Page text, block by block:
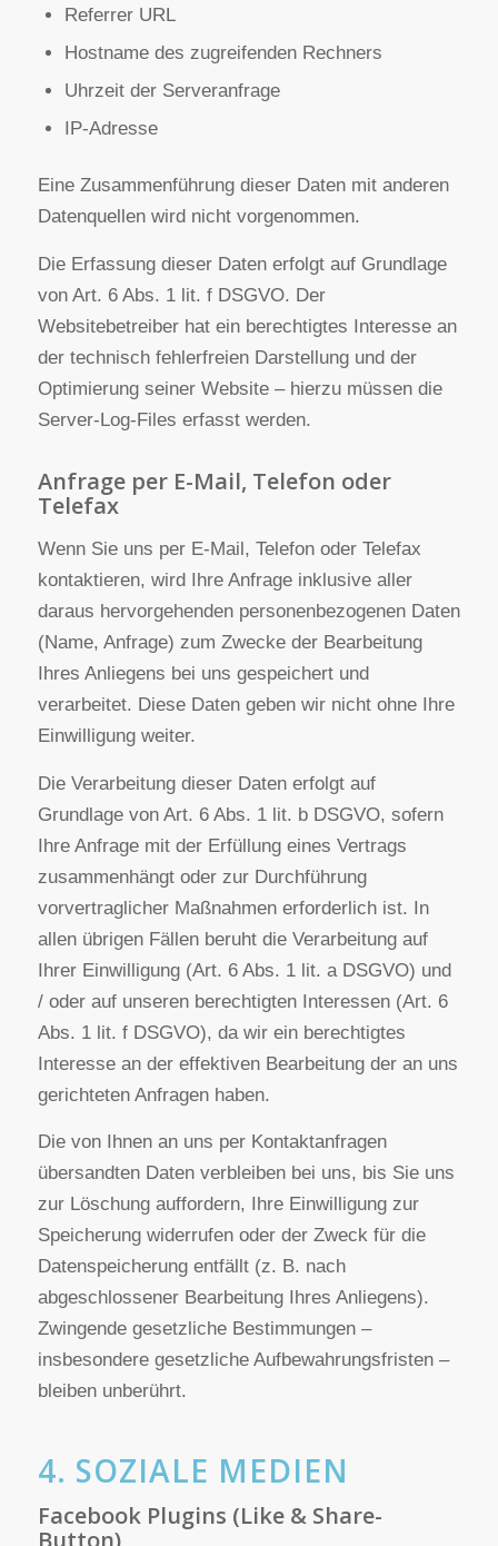
Der Provider der Seiten erhebt und speichert
automatisch Informationen in so genannten
Server-Log-Dateien, die Ihr Browser automatisch
an uns übermittelt. Dies sind:
verwendetes Betriebssystem
Hostname des zugreifenden Rechners
Uhrzeit der Serveranfrage
IP-Adresse
Eine Zusammenführung dieser Daten mit anderen
Die Erfassung dieser Daten erfolgt auf Grundlage
Websitebetreiber hat ein berechtigtes Interesse an
der technisch fehlerfreien Darstellung und der
Optimierung seiner Website – hierzu müssen die
Server-Log-Files erfasst werden.
Anfrage per E-Mail, Telefon oder
Telefax
Wenn Sie uns per E-Mail, Telefon oder Telefax
kontaktieren, wird Ihre Anfrage inklusive aller
daraus hervorgehenden personenbezogenen Daten
(Name, Anfrage) zum Zwecke der Bearbeitung
Ihres Anliegens bei uns gespeichert und
verarbeitet. Diese Daten geben wir nicht ohne Ihre
Einwilligung weiter.
Die Verarbeitung dieser Daten erfolgt auf
Grundlage von Art. 6 Abs. 1 lit. b DSGVO, sofern
Ihre Anfrage mit der Erfüllung eines Vertrags
zusammenhängt oder zur Durchführung
vorvertraglicher Maßnahmen erforderlich ist. In
allen übrigen Fällen beruht die Verarbeitung auf
Ihrer Einwilligung (Art. 6 Abs. 1 lit. a DSGVO) und
/ oder auf unseren berechtigten Interessen (Art. 6
Abs. 1 lit. f DSGVO), da wir ein berechtigtes
Interesse an der effektiven Bearbeitung der an uns
gerichteten Anfragen haben.
Die von Ihnen an uns per Kontaktanfragen
Speicherung widerrufen oder der Zweck für die
abgeschlossener Bearbeitung Ihres Anliegens).